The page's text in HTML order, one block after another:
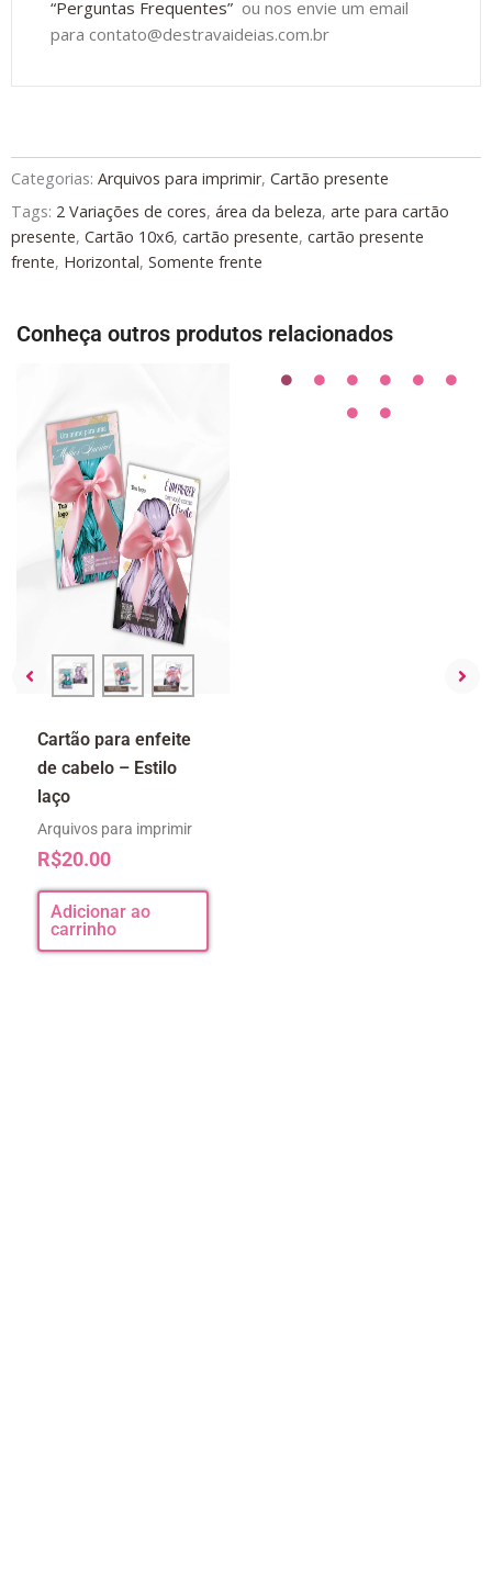
“Perguntas Frequentes” ou nos envie um email
para contato@destravaideias.com.br
Categorias: Arquivos para imprimir, Cartão presente
Tags: 2 Variações de cores, área da beleza, arte para cartão
presente, Cartão 10x6, cartão presente, cartão presente
frente, Horizontal, Somente frente
Conheça outros produtos relacionados
Cartão para enfeite
de cabelo – Estilo
laço
Arquivos para imprimir
R$20.00
Adicionar ao
carrinho